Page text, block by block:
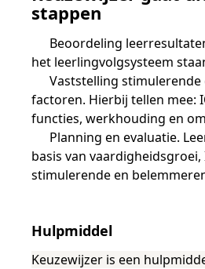
Snel naar
Bestellen
Jaarkalender
Samen bouwen voor het vo
Nieuwsbrief Kijk- en
Snel naar
Ondersteuning
Reken- en taalontwikkeling
Op de hoogte blijven
Training Toetsdeskundige
Training Examencommissie
Aanmelden nieuwsbrief ho
Snel naar
Academische
Onze opdrachtgevers
Alfabetisering
Snel naar
Alfa-toetsen
Alfa-toetsen ISK
Snel naar
Meer (beroeps)examens
Vakmanschap Warmtepomp
Vakmanschap Zonnestroom
NLQF kwalificatie
Zorg & welzijn
Nienke Elijzen
Kim Hendriks-Cornelissen
Saila Kiriwenno-Dovermann
Peter van den Berg
Promotieonderzoek
Snel naar
Themadossier
Een toets beoordelen
De leeropbrengst van toetsen
Kennisbank Stichting Cito
Toetstechnische begrippenlijst
Werken bij
Docenten gezocht
Zzp-trainers gezocht
Stageopdrachten
Collega's aan het woord
stappen
Beoordeling
het leerlingvolgsysteem
Vaststelling
factoren. Hierbij tellen mee:
functies, werkhouding en
Planning en evaluatie.
basis van
stimulerende en
Hulpmiddel
Keuzewijzer is een